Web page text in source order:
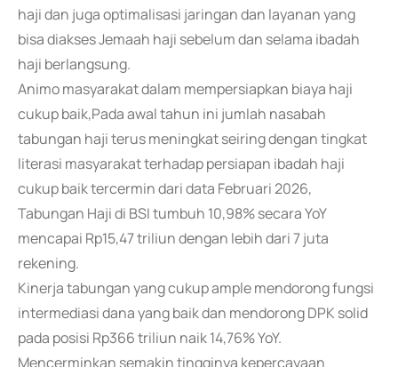
haji dan juga optimalisasi jaringan dan layanan yang
bisa diakses Jemaah haji sebelum dan selama ibadah
haji berlangsung.
Animo masyarakat dalam mempersiapkan biaya haji
cukup baik,Pada awal tahun ini jumlah nasabah
tabungan haji terus meningkat seiring dengan tingkat
literasi masyarakat terhadap persiapan ibadah haji
cukup baik tercermin dari data Februari 2026,
Tabungan Haji di BSI tumbuh 10,98% secara YoY
mencapai Rp15,47 triliun dengan lebih dari 7 juta
rekening.
Kinerja tabungan yang cukup ample mendorong fungsi
intermediasi dana yang baik dan mendorong DPK solid
pada posisi Rp366 triliun naik 14,76% YoY.
Mencerminkan semakin tingginya kepercayaan